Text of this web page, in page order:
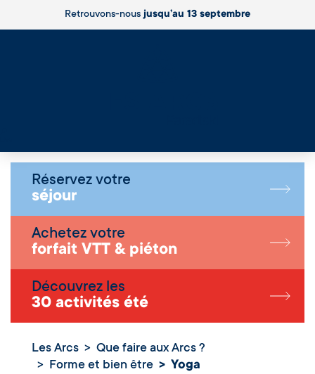
Retrouvons-nousjusqu’au 13 septembre
Réservez votre
séjour
Achetez votre
forfait VTT & piéton
Découvrez les
30 activités été
Les Arcs
Que faire aux Arcs ?
Forme et bien être
Yoga